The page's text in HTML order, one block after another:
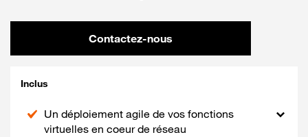
Contactez-nous
Inclus
Un déploiement agile de vos fonctions
virtuelles en coeur de réseau